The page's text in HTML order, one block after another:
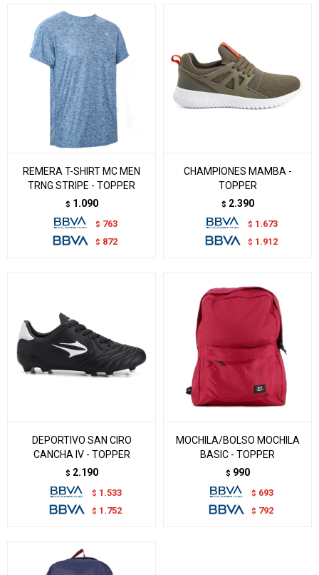
REMERA T-SHIRT MC MEN
TRNG STRIPE - TOPPER
$ 1.090
$ 763
$ 872
CHAMPIONES MAMBA -
TOPPER
$ 2.390
$ 1.673
$ 1.912
DEPORTIVO SAN CIRO
CANCHA IV - TOPPER
$ 2.190
$ 1.533
$ 1.752
MOCHILA/BOLSO MOCHILA
BASIC - TOPPER
$ 990
$ 693
$ 792